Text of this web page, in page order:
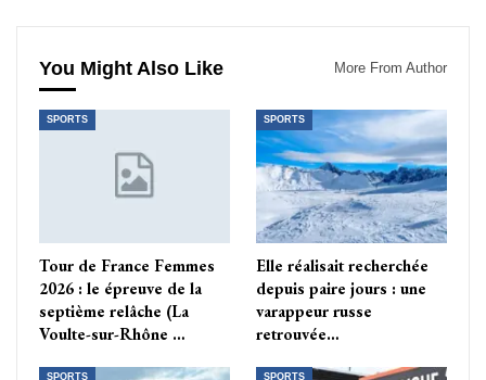
You Might Also Like More From Author
SPORTS
Tour de France Femmes
2026 : le épreuve de la
septième relâche (La
Voulte-sur-Rhône …
SPORTS
Elle réalisait recherchée
depuis paire jours : une
varappeur russe
retrouvée…
SPORTS SPORTS